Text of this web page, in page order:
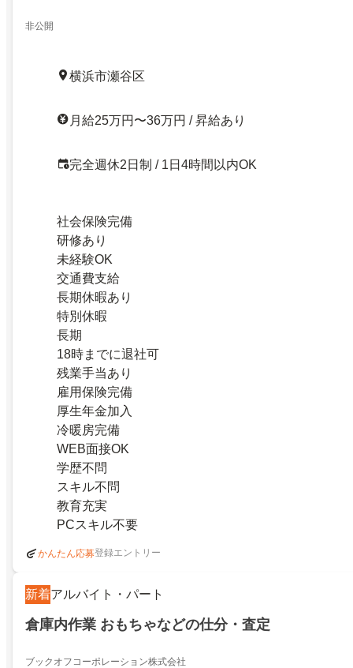
非公開
横浜市瀬谷区
月給25万円〜36万円 / 昇給あり
完全週休2日制 / 1日4時間以内OK
社会保険完備
研修あり
未経験OK
交通費支給
長期休暇あり
特別休暇
長期
18時までに退社可
残業手当あり
雇用保険完備
厚生年金加入
冷暖房完備
WEB面接OK
学歴不問
スキル不問
教育充実
PCスキル不要
かんたん応募登録エントリー
新着アルバイト・パート
倉庫内作業 おもちゃなどの仕分・査定
ブックオフコーポレーション株式会社